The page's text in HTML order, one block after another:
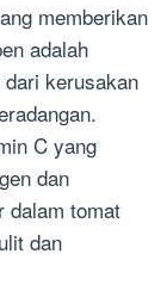
memberikan
adalah
kerusakan
C yang
dan
dalam tomat
dan